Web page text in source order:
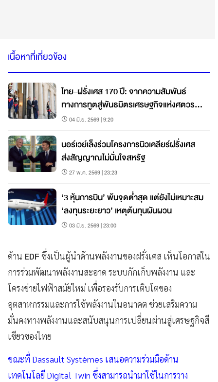
เนื้อหาที่เกี่ยวข้อง
ไทย–ฝรั่งเศส 170 ปี: จากความสัมพันธ์
ทางการทูตสู่พันธมิตรเศรษฐกิจแห่งศตวรรษ
ที่ 21 | World Wide View
04 มิ.ย. 2569 | 9:20
นอร์เวย์เล็งร่วมโครงการนิวเคลียร์ฝรั่งเศส
ส่งสัญญาณไม่มั่นใจสหรัฐ
27 พ.ค. 2569 | 23:23
‘3 หุ้นการบิน’ พ้นจุดต่ำสุด แต่ยังไม่เหมาะสม
‘ลงทุนระยะยาว’ เหตุต้นทุนผันผวน
03 มิ.ย. 2569 | 23:00
ด้าน EDF ซึ่งเป็นผู้นำด้านพลังงานของฝรั่งเศส เห็นโอกาสใน
การร่วมพัฒนาพลังงานสะอาด ระบบกักเก็บพลังงาน และ
โครงข่ายไฟฟ้าสมัยใหม่ เพื่อรองรับการเติบโตของ
อุตสาหกรรมและการใช้พลังงานในอนาคต ช่วยเสริมความ
มั่นคงทางพลังงานและสนับสนุนการเปลี่ยนผ่านสู่เศรษฐกิจสี
เขียวของไทย
ขณะที่ Dassault Systèmes เสนอความร่วมมือด้าน
เทคโนโลยี Digital Twin ซึ่งสามารถนำมาใช้ในการวาง